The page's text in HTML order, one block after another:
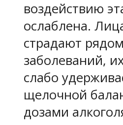
воздействию
ослаблена.
страдают
заболеваний,
слабо
щелочной
дозами